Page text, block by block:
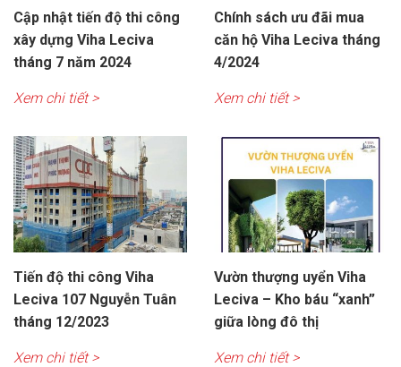
Cập nhật tiến độ thi công
xây dựng Viha Leciva
tháng 7 năm 2024
Xem chi tiết >
Chính sách ưu đãi mua
căn hộ Viha Leciva tháng
4/2024
Xem chi tiết >
Tiến độ thi công Viha
Leciva 107 Nguyễn Tuân
tháng 12/2023
Xem chi tiết >
Vườn thượng uyển Viha
Leciva – Kho báu “xanh”
giữa lòng đô thị
Xem chi tiết >